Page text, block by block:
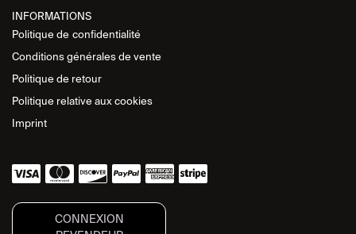
INFORMATIONS
Politique de confidentialité
Conditions générales de vente
Politique de retour
Politique relative aux cookies
Imprint
CONNEXION